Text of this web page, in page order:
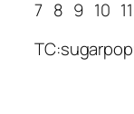
7 8 9 10